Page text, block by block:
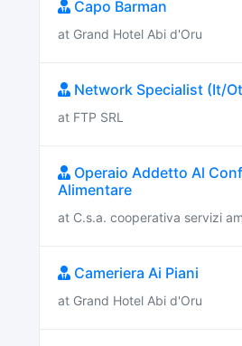
Capo Barman
at Grand Hotel Abi d'Oru
Network Specialist (It/
at FTP SRL
Operaio Addetto Al
Alimentare
at C.s.a. cooperativa servizi
Cameriera Ai Piani
at Grand Hotel Abi d'Oru